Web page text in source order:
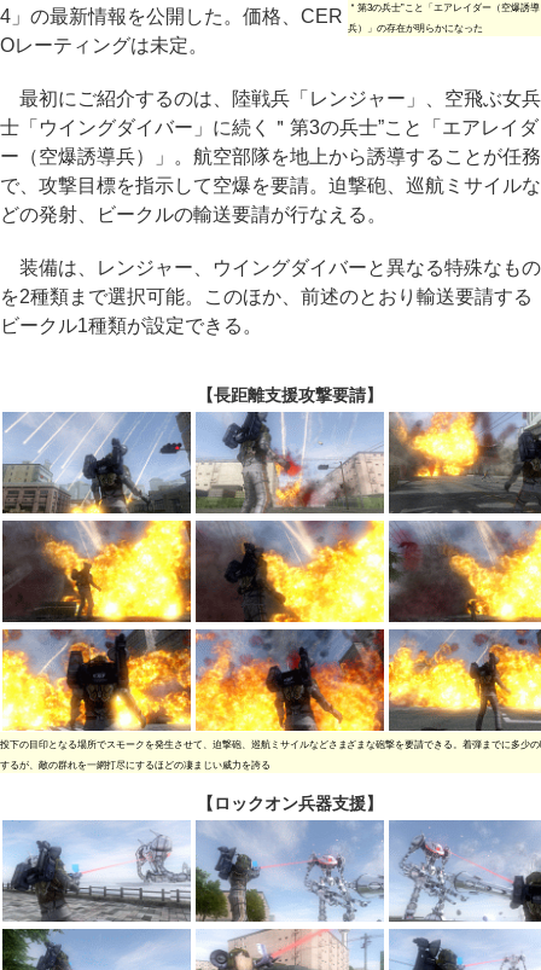
＂第3の兵士”こと「エアレイダー（空爆誘導
兵）」の存在が明らかになった
4」の最新情報を公開した。価格、CER
Oレーティングは未定。
最初にご紹介するのは、陸戦兵「レンジャー」、空飛ぶ女兵
士「ウイングダイバー」に続く＂第3の兵士”こと「エアレイダ
ー（空爆誘導兵）」。航空部隊を地上から誘導することが任務
で、攻撃目標を指示して空爆を要請。迫撃砲、巡航ミサイルな
どの発射、ビークルの輸送要請が行なえる。
装備は、レンジャー、ウイングダイバーと異なる特殊なもの
を2種類まで選択可能。このほか、前述のとおり輸送要請する
ビークル1種類が設定できる。
【長距離支援攻撃要請】
投下の目印となる場所でスモークを発生させて、迫撃砲、巡航ミサイルなどさまざまな砲撃を要請できる。着弾までに多少
するが、敵の群れを一網打尽にするほどの凄まじい威力を誇る
【ロックオン兵器支援】